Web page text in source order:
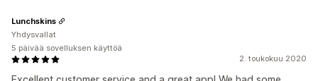
2. toukokuu 2020
Lunchskins
Yhdysvallat
5 päivää sovelluksen käyttöä